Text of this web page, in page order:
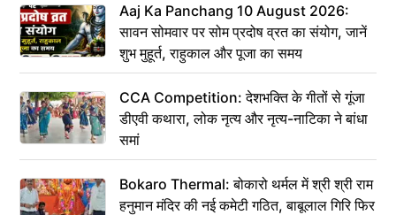
Aaj Ka Panchang 10 August 2026:
सावन सोमवार पर सोम प्रदोष व्रत का संयोग, जानें
शुभ मुहूर्त, राहुकाल और पूजा का समय
CCA Competition: देशभक्ति के गीतों से गूंजा
डीएवी कथारा, लोक नृत्य और नृत्य-नाटिका ने बांधा
समां
Bokaro Thermal: बोकारो थर्मल में श्री श्री राम
हनुमान मंदिर की नई कमेटी गठित, बाबूलाल गिरि फिर